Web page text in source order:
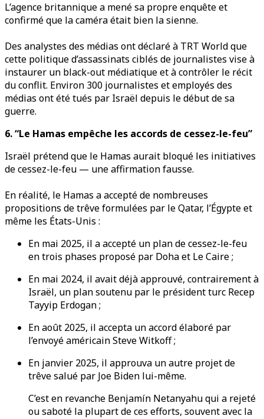
L’agence britannique a mené sa propre enquête et
confirmé que la caméra était bien la sienne.
Des analystes des médias ont déclaré à TRT World que
cette politique d’assassinats ciblés de journalistes vise à
instaurer un black-out médiatique et à contrôler le récit
du conflit. Environ 300 journalistes et employés des
médias ont été tués par Israël depuis le début de sa
guerre.
6. “Le Hamas empêche les accords de cessez-le-feu”
Israël prétend que le Hamas aurait bloqué les initiatives
de cessez-le-feu — une affirmation fausse.
En réalité, le Hamas a accepté de nombreuses
propositions de trêve formulées par le Qatar, l’Égypte et
même les États-Unis :
En mai 2025, il a accepté un plan de cessez-le-feu
en trois phases proposé par Doha et Le Caire ;
En mai 2024, il avait déjà approuvé, contrairement à
Israël, un plan soutenu par le président turc Recep
Tayyip Erdogan ;
En août 2025, il accepta un accord élaboré par
l’envoyé américain Steve Witkoff ;
En janvier 2025, il approuva un autre projet de
trêve salué par Joe Biden lui-même.
C’est en revanche Benjamín Netanyahu qui a rejeté
ou saboté la plupart de ces efforts, souvent avec la